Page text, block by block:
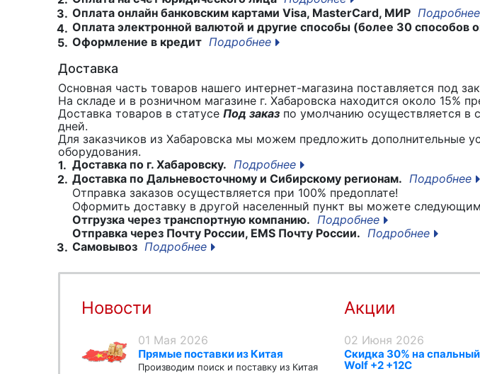
3. Оплата онлайн банковским картами Visa, MasterCard, МИР Подробнее
4. Оплата электронной валютой и другие способы (более 30 способов
5. Оформление в кредит Подробнее
Доставка
Основная часть товаров нашего интернет-магазина поставляется под
На складе и в розничном магазине г. Хабаровска находится около 15%
Доставка товаров в статусе Под заказ по умолчанию осуществляется в
дней.
Для заказчиков из Хабаровска мы можем предложить дополнительные
оборудования.
1. Доставка по г. Хабаровску. Подробнее
2. Доставка по Дальневосточному и Сибирскому регионам. Подробнее
Отправка заказов осуществляется при 100% предоплате!
Оформить доставку в другой населенный пункт вы можете
Отгрузка через транспортную компанию. Подробнее
Отправка через Почту России, EMS Почту России. Подробнее
3. Самовывоз Подробнее
Новости
01 Мая 2026
Прямые поставки из Китая
Производим поиск и поставку из Китая
Акции
02 Июня 2026
Скидка 30% на
Wolf +2 +12C